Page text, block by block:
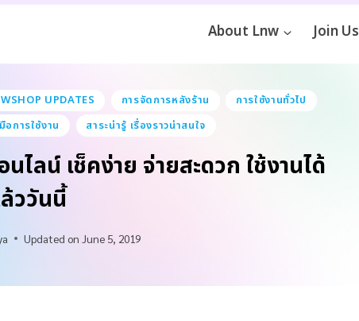
About Lnw Join Us
UPDATES การจัดการหลังร้าน
การใช้งานทั่วไป
อการใช้งาน สาระน่ารู้ เรื่องราวน่าสนใจ
ไลน์ เช็คง่าย จ่ายสะดวก ใช้งานได้
ววันนี้
Updated on June 5, 2019